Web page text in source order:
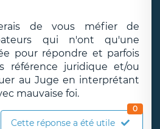
de vous méfier de
qui n'ont qu'une
pour répondre et parfois
référence juridique et/ou
au Juge en interprétant
mauvaise foi.
Cette réponse a été utile
0